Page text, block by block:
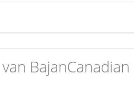
BajanCanadian